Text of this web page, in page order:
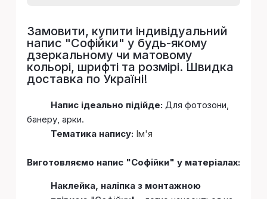
Замовити, купити індивідуальний
напис "Софiйки" у будь-якому
дзеркальному чи матовому
кольорі, шрифті та розмірі. Швидка
доставка по Україні!
Напис ідеально підійде:Для фотозони,
банеру, арки.
Тематика напису: Ім'я
Виготовляємо напис "Софiйки" у матеріалах:
Наклейка, наліпка з монтажною